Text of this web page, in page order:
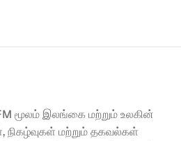
மூலம் இலங்கை மற்றும் உலகின்
நிகழ்வுகள் மற்றும் தகவல்கள்